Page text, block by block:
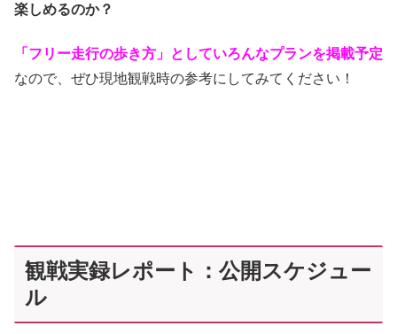
楽しめるのか？
「フリー走行の歩き方」としていろんなプランを掲載予定
なので、ぜひ現地観戦時の参考にしてみてください！
観戦実録レポート：公開スケジュー
ル